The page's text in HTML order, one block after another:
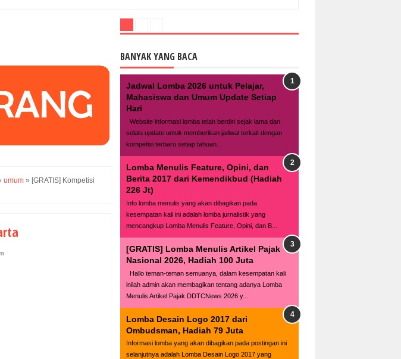
umum » [GRATIS] Kompetisi
BANYAK YANG BACA
Jadwal Lomba 2026 untuk Pelajar,
Mahasiswa dan Umum Update Setiap
Hari
Website lnformasi lomba telah berdiri sejak lama dan
selalu update untuk memberikan jadwal terkait dengan
kompetisi terbaru setiap tahuan...
Lomba Menulis Feature, Opini, dan
Berita 2017 dari Kemendikbud (Hadiah
226 Jt)
Info lomba menulis yang akan dibagikan pada
kesempatan kali ini adalah lomba jurnalistik yang
mencangkup Lomba Menulis Feature, Opini, dan B...
[GRATIS] Lomba Menulis Artikel Pajak
Nasional 2026, Hadiah 100 Juta
Hallo teman-teman semuanya, dalam kesempatan kali
inilah admin akan membagikan tentang adanya Lomba
Menulis Artikel Pajak DDTCNews 2026 y...
Lomba Desain Logo 2017 dari
Ombudsman, Hadiah 79 Juta
Informasi lomba yang akan dibagikan pada postingan ini
selanjutnya adalah Lomba Desain Logo 2017 yang